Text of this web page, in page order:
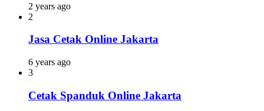
2 years ago
2
Jasa Cetak Online Jakarta
6 years ago
3
Cetak Spanduk Online Jakarta